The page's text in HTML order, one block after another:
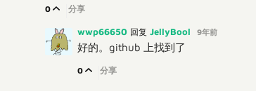
0 分享
wwp66650 回复 JellyBool 9年前
好的。github 上找到了
0 分享